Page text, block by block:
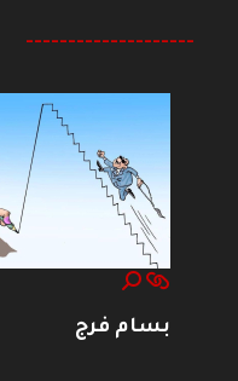
--------------------
بسام فرج